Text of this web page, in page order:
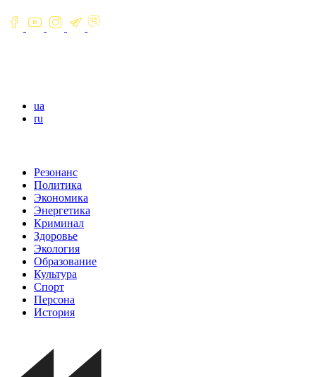
ua
ru
Резонанс
Политика
Экономика
Энергетика
Криминал
Здоровье
Экология
Образование
Культура
Спорт
Персона
История